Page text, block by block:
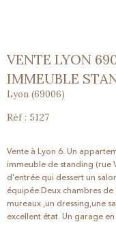
VENTE LYON
IMMEUBLE
Lyon (69006)
Réf : 5127
Vente à Lyon 6. Un
immeuble de standing (rue
d'entrée qui dessert un
équipée.Deux chambres
mureaux ,un dressing,une
excellent état. Un garage en